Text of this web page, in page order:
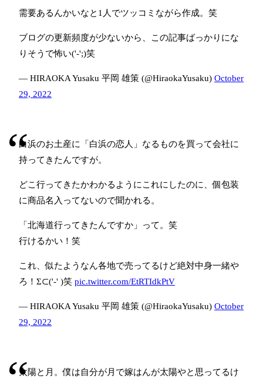
需要あるんかいなと1人でツッコミながら作成。笑
ブログの更新頻度が少ないから、この記事ばっかりにな
りそうで怖い('-';)笑
— HIRAOKA Yusaku 平岡 雄策 (@HiraokaYusaku) October
29, 2022
白浜のお土産に「白浜の恋人」なるものを買って会社に
持ってきたんですが。
どこ行ってきたかわかるようにこれにしたのに、個包装
に商品名入ってないので聞かれる。
「北海道行ってきたんですか」って。笑
行けるかい！笑
これ、似たようなん各地で売ってるけど絶対中身一緒や
ろ！Σ⊂('-' )笑 pic.twitter.com/EtRTIdkPtV
— HIRAOKA Yusaku 平岡 雄策 (@HiraokaYusaku) October
29, 2022
太陽と月。僕は自分が月で嫁はんが太陽やと思ってるけ